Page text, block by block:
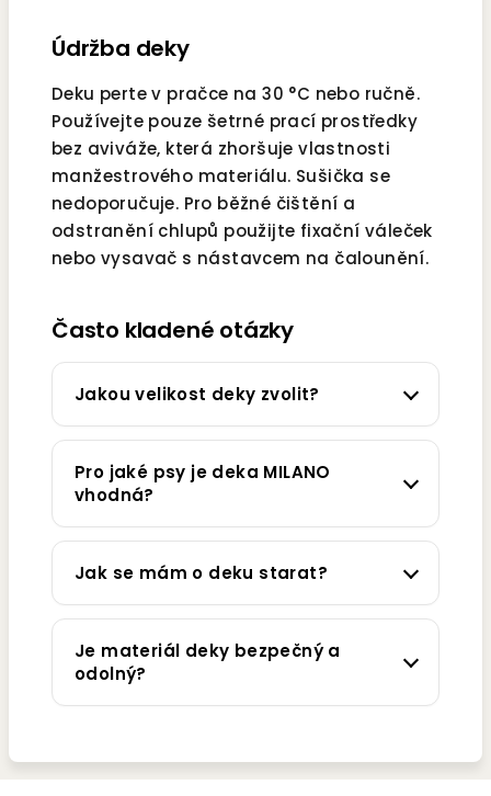
Údržba deky
Deku perte v pračce na 30 °C nebo ručně.
Používejte pouze šetrné prací prostředky
bez aviváže, která zhoršuje vlastnosti
manžestrového materiálu. Sušička se
nedoporučuje. Pro běžné čištění a
odstranění chlupů použijte fixační váleček
nebo vysavač s nástavcem na čalounění.
Často kladené otázky
Jakou velikost deky zvolit?
Pro jaké psy je deka MILANO
vhodná?
Jak se mám o deku starat?
Je materiál deky bezpečný a
odolný?